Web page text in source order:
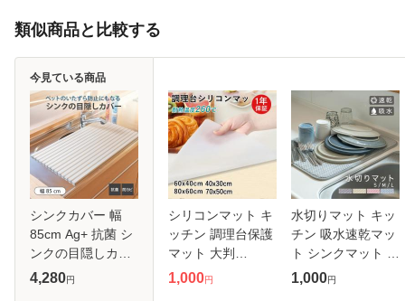
類似商品と比較する
シンクカバー 幅
85cm Ag+ 抗菌 シ
ンクの目隠しカバ
ー ペットの侵入を
4,280円
今見ている商品
シリコンマット キ
ッチン 調理台保護
マット 大判
80×60cm
1,000円
水切りマット キッ
チン 吸水速乾マッ
ト シンクマット 水
切りラック 水切り
1,000円